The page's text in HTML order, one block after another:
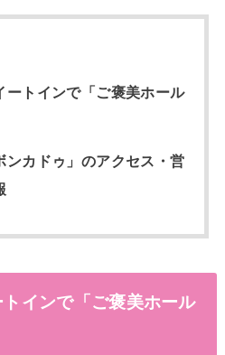
ートインで「ご褒美ホール
ンカドゥ」のアクセス・営
インで「ご褒美ホール